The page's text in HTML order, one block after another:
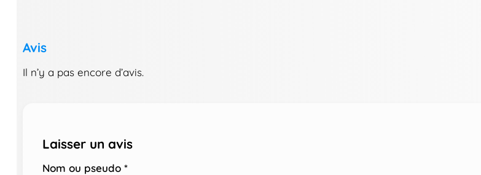
Avis
Il n’y a pas encore d’avis.
Laisser un avis
Nom ou pseudo *